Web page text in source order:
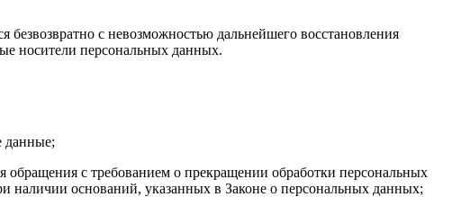
с невозможностью дальнейшего восстановления
носители персональных данных.
данные;
с требованием о прекращении обработки персональных
наличии оснований, указанных в Законе о персональных данных;